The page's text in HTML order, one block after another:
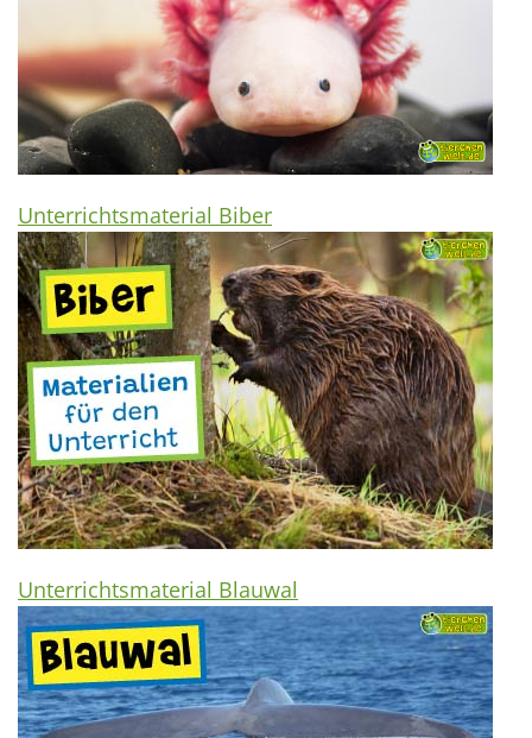
Unterrichtsmaterial Biber
Unterrichtsmaterial Blauwal